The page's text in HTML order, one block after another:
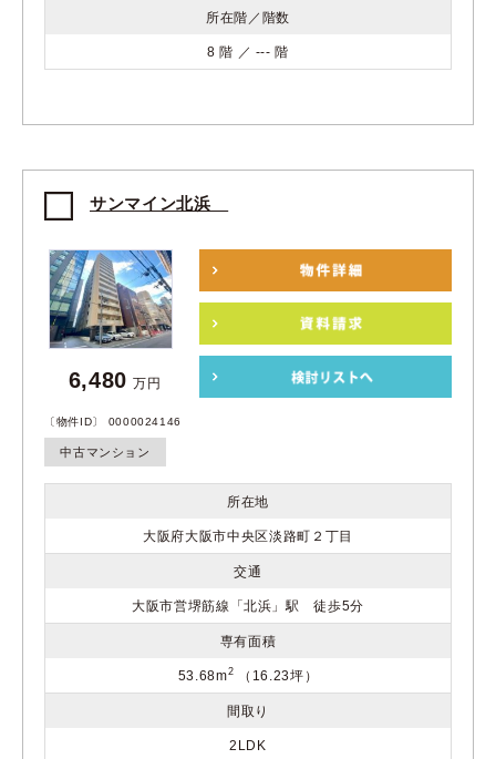
所在階／階数
8 階 ／ --- 階
サンマイン北浜
〔物件ID〕 0000024146
中古マンション
6,480 万円
所在地
大阪府大阪市中央区淡路町２丁目
交通
大阪市営堺筋線「北浜」駅 徒歩5分
専有面積
53.68m2 （16.23坪）
間取り
2LDK